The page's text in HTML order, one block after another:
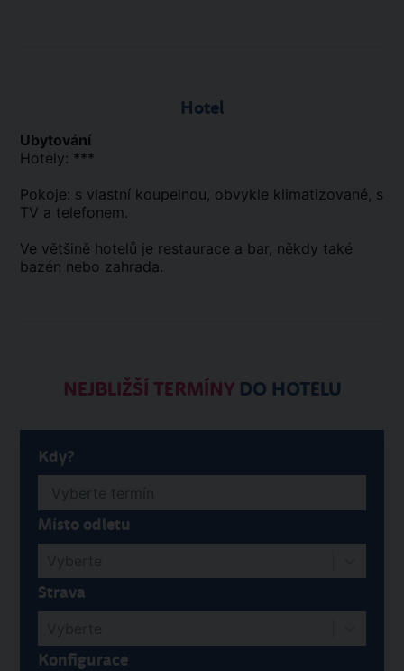
Hotel
Ubytování
Hotely: ***
Pokoje: s vlastní koupelnou, obvykle klimatizované, s
TV a telefonem.
Ve většině hotelů je restaurace a bar, někdy také
bazén nebo zahrada.
NEJBLIŽŠÍ TERMÍNYDO HOTELU
Kdy?
Místo odletu
Strava
Konfigurace